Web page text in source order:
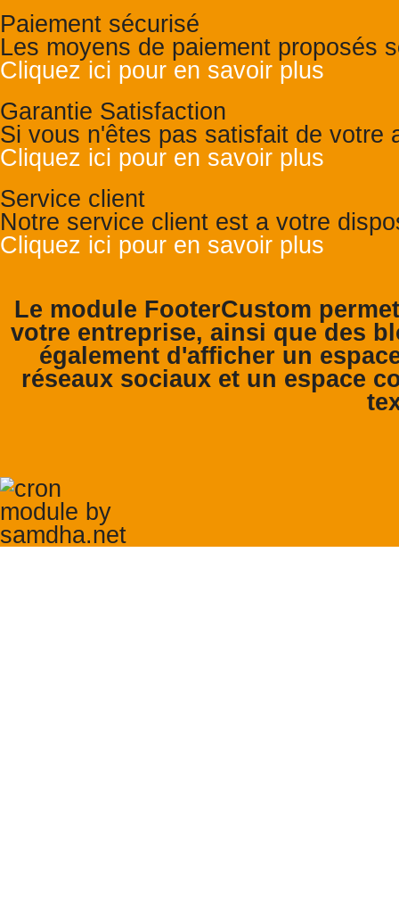
Paiement sécurisé
Les moyens de paiement proposés
Cliquez ici pour en savoir plus
Garantie Satisfaction
Si vous n'êtes pas satisfait de votre
Cliquez ici pour en savoir plus
Service client
Notre service client est a votre
Cliquez ici pour en savoir plus
Le module FooterCustom
votre entreprise, ainsi que des
également d'afficher un
réseaux sociaux et un espace